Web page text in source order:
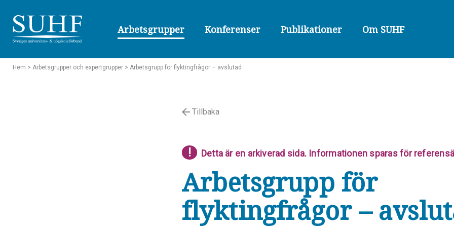
Arbetsgrupper Konferenser Publikationer Om SUHF
Hem > Arbetsgrupper och expertgrupper > Arbetsgrupp för flyktingfrågor – avslutad
Tillbaka
! Detta är en arkiverad sida. Informationen sparas för
Arbetsgrupp för
flyktingfrågor –